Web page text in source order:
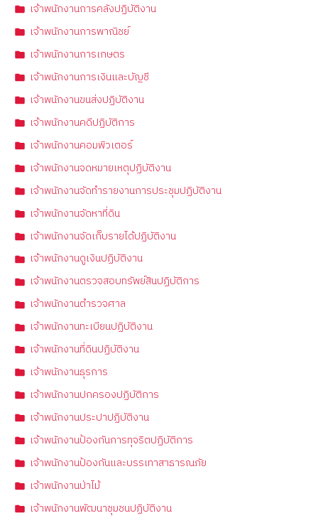
เจ้าพนักงานการคลังปฏิบัติงาน
เจ้าพนักงานการพาณิชย์
เจ้าพนักงานการเกษตร
เจ้าพนักงานการเงินและบัญชี
เจ้าพนักงานขนส่งปฏิบัติงาน
เจ้าพนักงานคดีปฏิบัติการ
เจ้าพนักงานคอมพิวเตอร์
เจ้าพนักงานจดหมายเหตุปฏิบัติงาน
เจ้าพนักงานจัดทำรายงานการประชุมปฏิบัติงาน
เจ้าพนักงานจัดหาที่ดิน
เจ้าพนักงานจัดเก็บรายได้ปฏิบัติงาน
เจ้าพนักงานดูเงินปฏิบัติงาน
เจ้าพนักงานตรวจสอบทรัพย์สินปฏิบัติการ
เจ้าพนักงานตำรวจศาล
เจ้าพนักงานทะเบียนปฏิบัติงาน
เจ้าพนักงานที่ดินปฏิบัติงาน
เจ้าพนักงานธุรการ
เจ้าพนักงานปกครองปฏิบัติการ
เจ้าพนักงานประปาปฏิบัติงาน
เจ้าพนักงานป้องกันการทุจริตปฏิบัติการ
เจ้าพนักงานป้องกันและบรรเทาสาธารณภัย
เจ้าพนักงานป่าไม้
เจ้าพนักงานพัฒนาชุมชนปฏิบัติงาน